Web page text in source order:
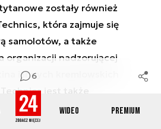
Wideo Premium
6
zostały również
która zajmuje się
samolotów, a także
organizacji nadzorującej
i innych kremlowskich
jest także
części zamiennych do
linie lotnicze mogły utrzymać